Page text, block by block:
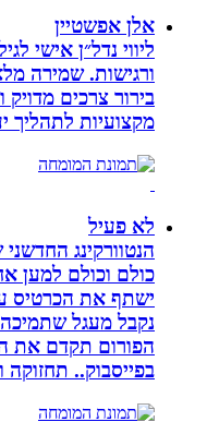
אלן אפשטיין
ליווי נדל״ן אישי לגיל
ורגישות. שמירה מלאה
בירור צרכים מדויק
מקצועיות לתהליך יעיל,
לא פעיל
הנטוורקינג החדשני של
כולם וכולם למען
ישתף את הכרטיס עם
נקבל מעגל שתמיכה של
הפורום תקדם את
בפייסבוק.. תחזוקה